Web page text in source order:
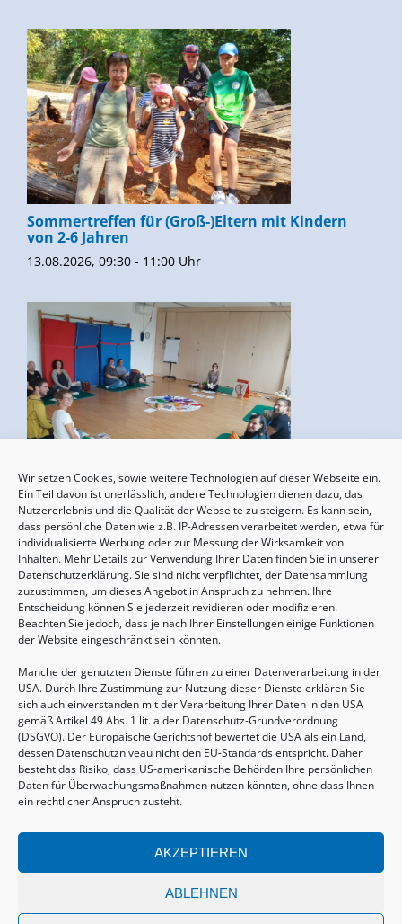
Wir setzen Cookies, sowie weitere Technologien auf dieser Webseite ein.
Ein Teil davon ist unerlässlich, andere Technologien dienen dazu, das
Nutzererlebnis und die Qualität der Webseite zu steigern. Es kann sein,
dass persönliche Daten wie z.B. IP-Adressen verarbeitet werden, etwa für
individualisierte Werbung oder zur Messung der Wirksamkeit von
Inhalten. Mehr Details zur Verwendung Ihrer Daten finden Sie in unserer
Datenschutzerklärung. Sie sind nicht verpflichtet, der Datensammlung
zuzustimmen, um dieses Angebot in Anspruch zu nehmen. Ihre
Entscheidung können Sie jederzeit revidieren oder modifizieren.
Beachten Sie jedoch, dass je nach Ihrer Einstellungen einige Funktionen
der Website eingeschränkt sein könnten.
Manche der genutzten Dienste führen zu einer Datenverarbeitung in der
USA. Durch Ihre Zustimmung zur Nutzung dieser Dienste erklären Sie
sich auch einverstanden mit der Verarbeitung Ihrer Daten in den USA
gemäß Artikel 49 Abs. 1 lit. a der Datenschutz-Grundverordnung
(DSGVO). Der Europäische Gerichtshof bewertet die USA als ein Land,
dessen Datenschutzniveau nicht den EU-Standards entspricht. Daher
besteht das Risiko, dass US-amerikanische Behörden Ihre persönlichen
Daten für Überwachungsmaßnahmen nutzen könnten, ohne dass Ihnen
ein rechtlicher Anspruch zusteht.
AKZEPTIEREN
ABLEHNEN
Sommertreffen für (Groß-)Eltern mit Kindern
von 2-6 Jahren
13.08.2026, 09:30 - 11:00 Uhr
Geburtsvorbereitung
15.08.2026, 10:00 - 17:00 Uhr
Sommertreffen für (Groß-)Eltern mit Kindern
von 2-6 Jahren
20.08.2026, 09:30 - 11:00 Uhr